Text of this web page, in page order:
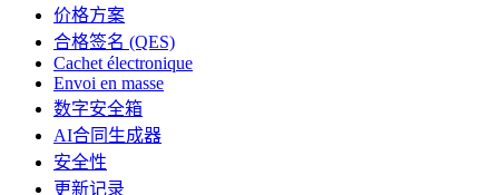
价格方案
合格签名 (QES)
Cachet électronique
Envoi en masse
数字安全箱
AI合同生成器
安全性
更新记录